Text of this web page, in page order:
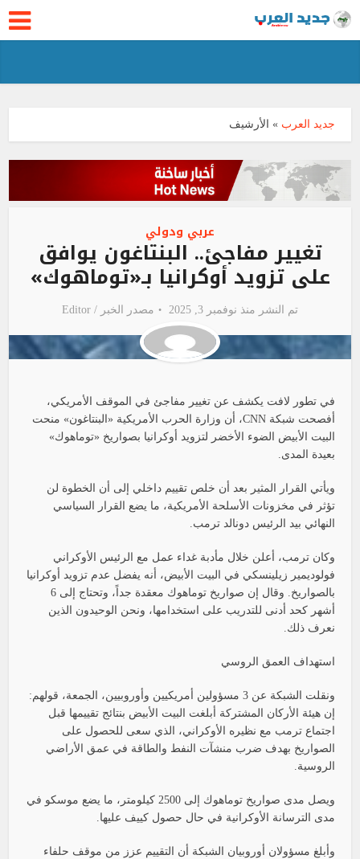
جديد العرب » الأرشيف
عربي ودولي
تغيير مفاجئ.. البنتاغون يوافق
على تزويد أوكرانيا بـ«توماهوك»
تم النشر منذ نوفمبر 3, 2025 مصدر الخبر / Editor
في تطور لافت يكشف عن تغيير مفاجئ في الموقف الأمريكي،
أفصحت شبكة CNN، أن وزارة الحرب الأمريكية «البنتاغون» منحت
البيت الأبيض الضوء الأخضر لتزويد أوكرانيا بصواريخ «توماهوك»
بعيدة المدى.
ويأتي القرار المثير بعد أن خلص تقييم داخلي إلى أن الخطوة لن
تؤثر في مخزونات الأسلحة الأمريكية، ما يضع القرار السياسي
النهائي بيد الرئيس دونالد ترمب.
وكان ترمب، أعلن خلال مأدبة غداء عمل مع الرئيس الأوكراني
فولوديمير زيلينسكي في البيت الأبيض، أنه يفضل عدم تزويد أوكرانيا
بالصواريخ. وقال إن صواريخ توماهوك معقدة جداً، وتحتاج إلى 6
أشهر كحد أدنى للتدريب على استخدامها، ونحن الوحيدون الذين
نعرف ذلك.
استهداف العمق الروسي
ونقلت الشبكة عن 3 مسؤولين أمريكيين وأوروبيين، الجمعة، قولهم:
إن هيئة الأركان المشتركة أبلغت البيت الأبيض بنتائج تقييمها قبل
اجتماع ترمب مع نظيره الأوكراني، الذي سعى للحصول على
الصواريخ بهدف ضرب منشآت النفط والطاقة في عمق الأراضي
الروسية.
ويصل مدى صواريخ توماهوك إلى 2500 كيلومتر، ما يضع موسكو في
مدى الترسانة الأوكرانية في حال حصول كييف عليها.
وأبلغ مسؤولان أوروبيان الشبكة أن التقييم عزز من موقف حلفاء